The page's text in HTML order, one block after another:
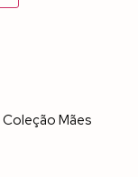
Coleção Mães